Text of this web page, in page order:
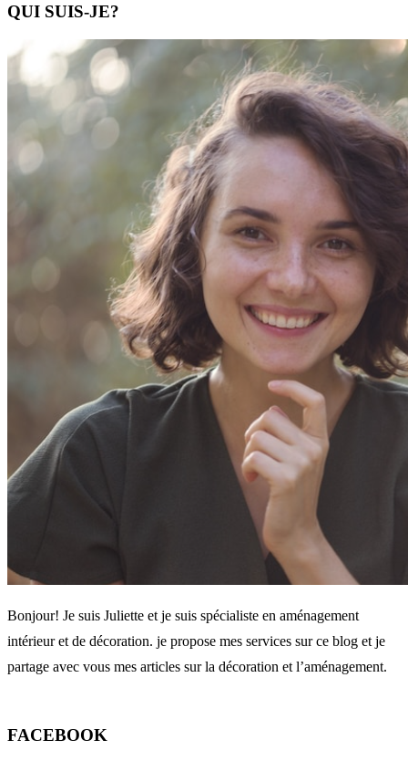
QUI SUIS-JE?
Bonjour! Je suis Juliette et je suis spécialiste en aménagement
intérieur et de décoration. je propose mes services sur ce blog et je
partage avec vous mes articles sur la décoration et l’aménagement.
FACEBOOK